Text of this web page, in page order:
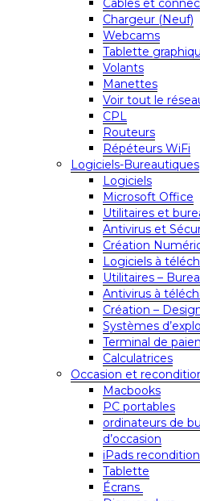
Câbles et
Chargeur (Neuf)
Webcams
Tablette
Volants
Manettes
Voir tout le
CPL
Routeurs
Répéteurs WiFi
Logiciels-Bureautiques
Logiciels
Microsoft Office
Utilitaires et
Antivirus et
Création
Logiciels à
Utilitaires –
Antivirus à
Création –
Systèmes
Terminal de
Calculatrices
Occasion et
Macbooks
PC portables
ordinateurs de
d’occasion
iPads
Tablette
Écrans